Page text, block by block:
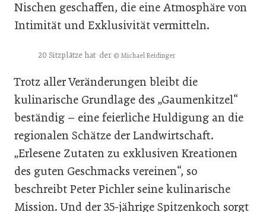
Nischen geschaffen, die eine Atmosphäre von
Intimität und Exklusivität vermitteln.
20 Sitzplätze hat der © Michael Reidinger
Trotz aller Veränderungen bleibt die
kulinarische Grundlage des „Gaumenkitzel“
beständig – eine feierliche Huldigung an die
regionalen Schätze der Landwirtschaft.
„Erlesene Zutaten zu exklusiven Kreationen
des guten Geschmacks vereinen“, so
beschreibt Peter Pichler seine kulinarische
Mission. Und der 35-jährige Spitzenkoch sorgt